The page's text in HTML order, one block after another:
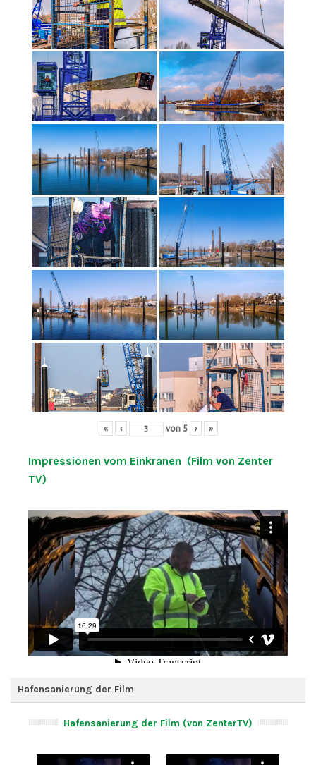
« ‹ von 5 › »
Impressionen vom Einkranen (Film von Zenter
TV)
Hafensanierung der Film
Hafensanierung der Film (von ZenterTV)